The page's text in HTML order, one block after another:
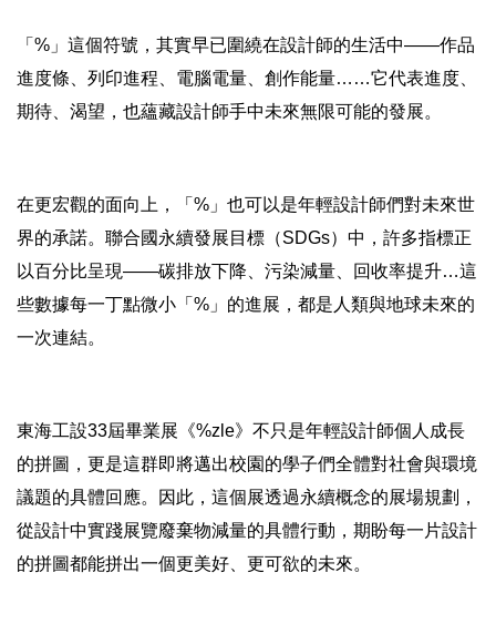
「%」這個符號，其實早已圍繞在設計師的生活中——作品
進度條、列印進程、電腦電量、創作能量……它代表進度、
期待、渴望，也蘊藏設計師手中未來無限可能的發展。
在更宏觀的面向上，「%」也可以是年輕設計師們對未來世
界的承諾。聯合國永續發展目標（SDGs）中，許多指標正
以百分比呈現——碳排放下降、污染減量、回收率提升…這
些數據每一丁點微小「%」的進展，都是人類與地球未來的
一次連結。
東海工設33屆畢業展《%zle》不只是年輕設計師個人成長
的拼圖，更是這群即將邁出校園的學子們全體對社會與環境
議題的具體回應。因此，這個展透過永續概念的展場規劃，
從設計中實踐展覽廢棄物減量的具體行動，期盼每一片設計
的拼圖都能拼出一個更美好、更可欲的未來。